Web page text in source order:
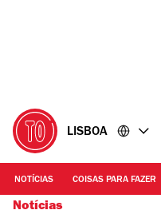
LISBOA
NOTÍCIAS COISAS PARA FAZER
Notícias